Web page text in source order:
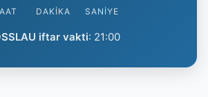
DAKIKA SANIYE
iftar vakti: 21:00